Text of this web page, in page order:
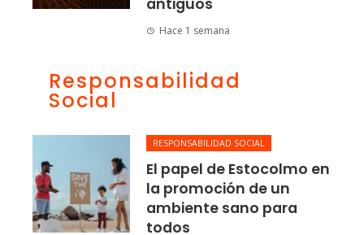
Hace 1 semana
Responsabilidad
Social
RESPONSABILIDAD SOCIAL
El papel de Estocolmo en
la promoción de un
ambiente sano para
todos